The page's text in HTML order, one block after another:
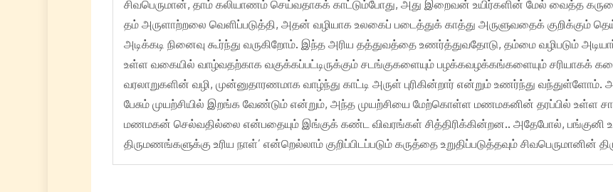
சிவபெருமான், தாம் கலியாணம் செய்வதாகக் காட்டும்போது, அது இறைவன் உயிர்களின் மேல் வைத்த
தம் அருளாற்றலை வெளிப்படுத்தி, அதன் வழியாக உலகைப் படைத்துக் காத்து அருளுவதைக் குறிக்கும்
அடிக்கடி நினைவு கூர்ந்து வருகிறோம். இந்த அரிய தத்துவத்தை உணர்த்துவதோடு, தம்மை வழிபடும்
உள்ள வகையில் வாழ்வதற்காக வகுக்கப்பட்டிருக்கும் சடங்குகளையும் பழக்கவழக்கங்களையும் சரியாகக்
வரலாறுகளின் வழி, முன்னுதாரணமாக வாழ்ந்து காட்டி அருள் புரிகின்றார் என்றும் உணர்ந்து
பேசும் முயற்சியில் இறங்க வேண்டும் என்றும், அந்த முயற்சியை மேற்கொள்ள மணமகனின் தரப்பில் உள்ள
மணமகன் செல்வதில்லை என்பதையும் இங்குக் கண்ட விவரங்கள் சித்திரிக்கின்றன.. அதேபோல், பங்குனி
திருமணங்களுக்கு உரிய நாள்’ என்றெல்லாம் குறிப்பிடப்படும் கருத்தை உறுதிப்படுத்தவும் சிவபெருமானின்